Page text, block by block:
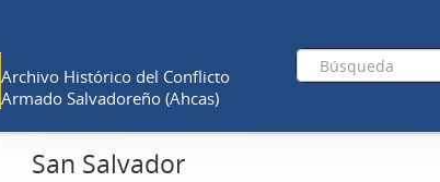
Archivo Histórico del Conflicto
Armado Salvadoreño (Ahcas)
San Salvador